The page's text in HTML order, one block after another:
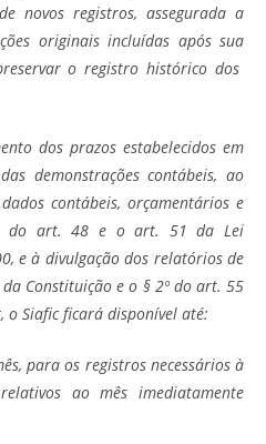
novos registros, assegurada a
originais incluídas após sua
o registro histórico dos
dos prazos estabelecidos em
demonstrações contábeis, ao
contábeis, orçamentários e
do art. 48 e o art. 51 da Lei
e à divulgação dos relatórios de
Constituição e o § 2º do art. 55
o Siafic ficará disponível até:
para os registros necessários à
ao mês imediatamente